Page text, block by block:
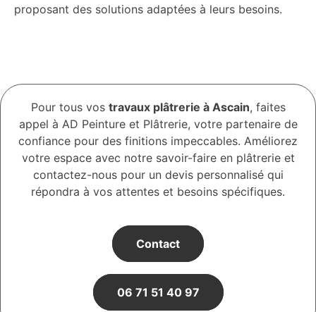
proposant des solutions adaptées à leurs besoins.
Pour tous vos travaux plâtrerie à Ascain, faites
appel à AD Peinture et Plâtrerie, votre partenaire de
confiance pour des finitions impeccables. Améliorez
votre espace avec notre savoir-faire en plâtrerie et
contactez-nous pour un devis personnalisé qui
répondra à vos attentes et besoins spécifiques.
Contact
06 71 51 40 97